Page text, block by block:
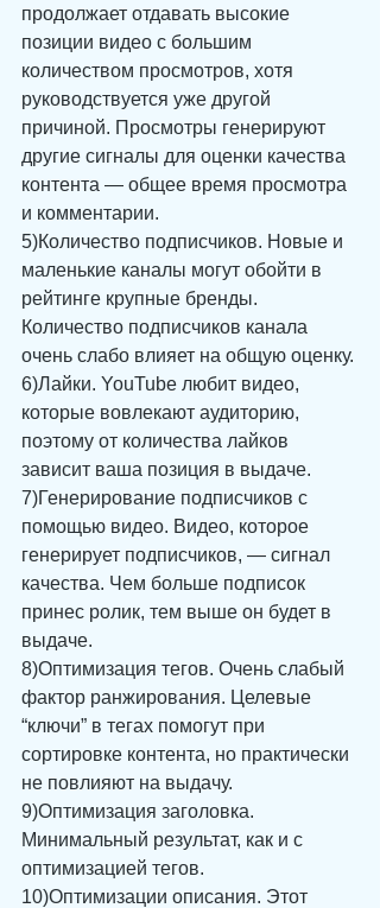
продолжает отдавать высокие
позиции видео с большим
количеством просмотров, хотя
руководствуется уже другой
причиной. Просмотры генерируют
другие сигналы для оценки качества
контента — общее время просмотра
и комментарии.
5)Количество подписчиков. Новые и
маленькие каналы могут обойти в
рейтинге крупные бренды.
Количество подписчиков канала
очень слабо влияет на общую оценку.
6)Лайки. YouTube любит видео,
которые вовлекают аудиторию,
поэтому от количества лайков
зависит ваша позиция в выдаче.
7)Генерирование подписчиков с
помощью видео. Видео, которое
генерирует подписчиков, — сигнал
качества. Чем больше подписок
принес ролик, тем выше он будет в
выдаче.
8)Оптимизация тегов. Очень слабый
фактор ранжирования. Целевые
“ключи” в тегах помогут при
сортировке контента, но практически
не повлияют на выдачу.
9)Оптимизация заголовка.
Минимальный результат, как и с
оптимизацией тегов.
10)Оптимизации описания. Этот